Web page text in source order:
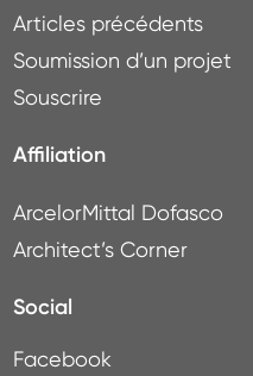
Articles précédents
Soumission d’un projet
Souscrire
Affiliation
ArcelorMittal Dofasco
Architect’s Corner
Social
Facebook